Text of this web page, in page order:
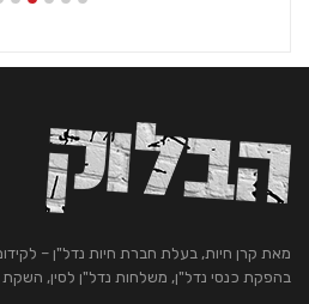
מאת קרן חיות, בעלת חברת חיות נדל"ן –
בהפקת כנסי נדל"ן, משלחות נדל"ן לסין, השקת